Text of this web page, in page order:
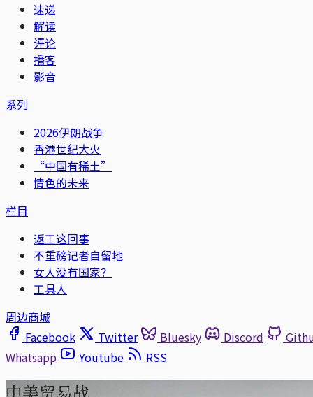
速递
解读
评论
播客
影音
系列
2026伊朗战争
香港世纪大火
“中国有稀土”
情色的未来
栏目
返工这回事
不重磅记者自留地
女人没有国家？
工具人
周边商城
Facebook
Twitter Bluesky Discord
Whatsapp
Youtube RSS
中美贸易战